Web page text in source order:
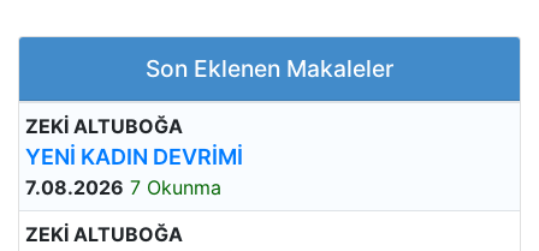
Son Eklenen Makaleler
ZEKİ ALTUBOĞA
YENİ KADIN DEVRİMİ
7.08.2026 7 Okunma
ZEKİ ALTUBOĞA